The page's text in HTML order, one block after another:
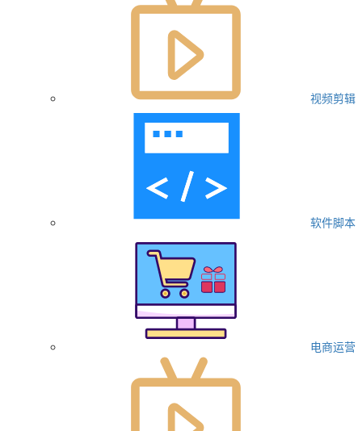
视频剪辑
软件脚本
电商运营